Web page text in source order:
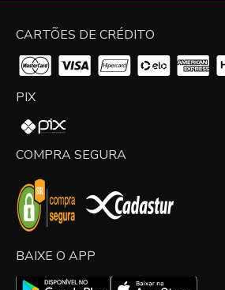
CARTÕES DE CRÉDITO
PIX
COMPRA SEGURA
BAIXE O APP